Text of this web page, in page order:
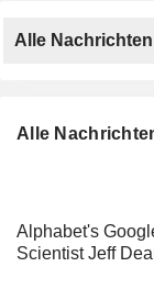
Alle
Alphabet's
Scientist Jeff
Alle Nachrichten